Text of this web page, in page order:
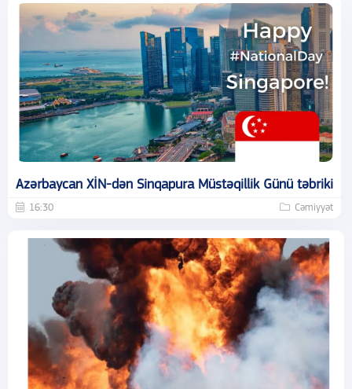
Azərbaycan XİN-dən Sinqapura Müstəqillik Günü təbriki
16:30 Cəmiyyət